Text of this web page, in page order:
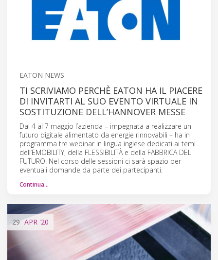
EATON NEWS
TI SCRIVIAMO PERCHÈ EATON HA IL PIACERE
DI INVITARTI AL SUO EVENTO VIRTUALE IN
SOSTITUZIONE DELL’HANNOVER MESSE
Dal 4 al 7 maggio l’azienda – impegnata a realizzare un
futuro digitale alimentato da energie rinnovabili – ha in
programma tre webinar in lingua inglese dedicati ai temi
dell‘EMOBILITY, della FLESSIBILITÀ e della FABBRICA DEL
FUTURO. Nel corso delle sessioni ci sarà spazio per
eventuali domande da parte dei partecipanti.
Continua…
29 APR '20